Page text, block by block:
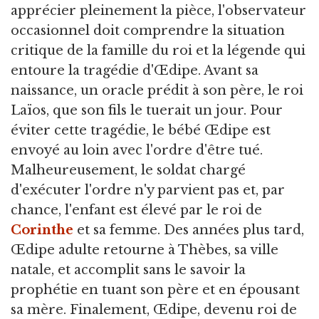
apprécier pleinement la pièce, l'observateur
occasionnel doit comprendre la situation
critique de la famille du roi et la légende qui
entoure la tragédie d'Œdipe. Avant sa
naissance, un oracle prédit à son père, le roi
Laïos, que son fils le tuerait un jour. Pour
éviter cette tragédie, le bébé Œdipe est
envoyé au loin avec l'ordre d'être tué.
Malheureusement, le soldat chargé
d'exécuter l'ordre n'y parvient pas et, par
chance, l'enfant est élevé par le roi de
Corinthe et sa femme. Des années plus tard,
Œdipe adulte retourne à Thèbes, sa ville
natale, et accomplit sans le savoir la
prophétie en tuant son père et en épousant
sa mère. Finalement, Œdipe, devenu roi de